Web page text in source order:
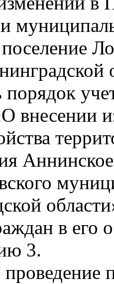
поселение
порядок
внесении
в его
3.